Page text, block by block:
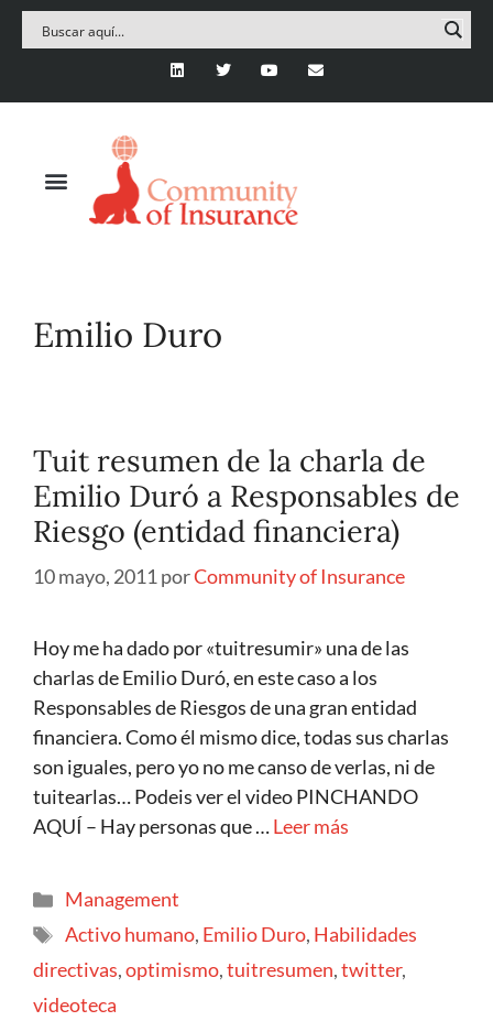
Emilio Duro
Tuit resumen de la charla de
Emilio Duró a Responsables de
Riesgo (entidad financiera)
10 mayo, 2011porCommunity of Insurance
Hoy me ha dado por «tuitresumir» una de las
charlas de Emilio Duró, en este caso a los
Responsables de Riesgos de una gran entidad
financiera. Como él mismo dice, todas sus charlas
son iguales, pero yo no me canso de verlas, ni de
tuitearlas… Podeis ver el video PINCHANDO
AQUÍ – Hay personas que …Leer más
Management
Activo humano, Emilio Duro, Habilidades
directivas,optimismo,tuitresumen,twitter,
videoteca